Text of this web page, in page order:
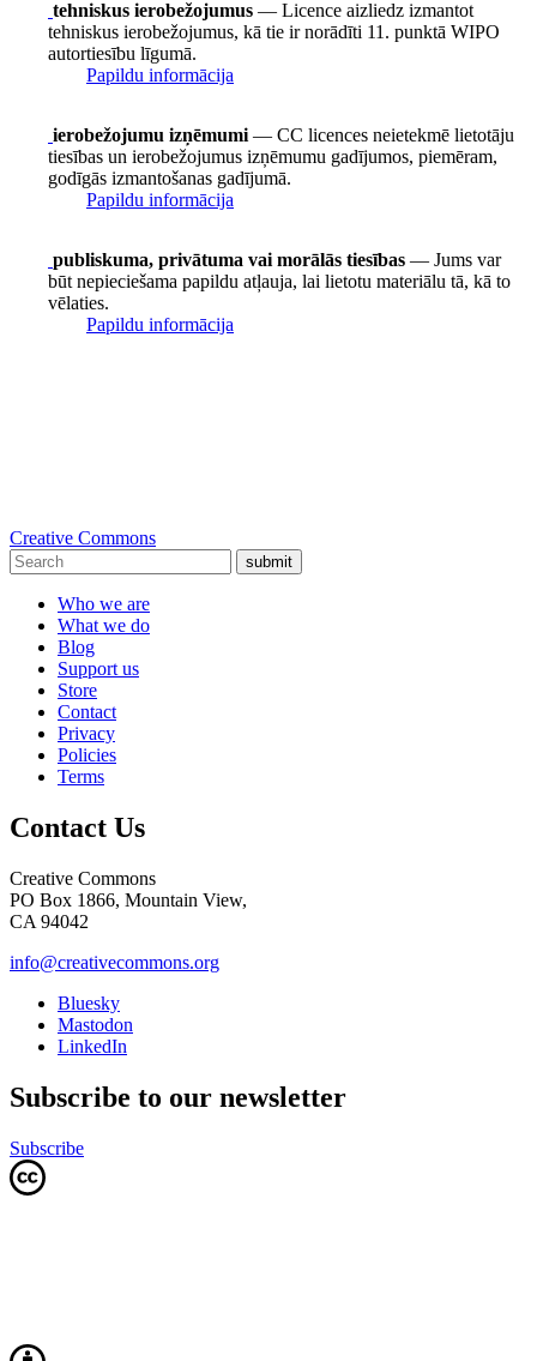
tehniskus ierobežojumus — Licence aizliedz izmantot
tehniskus ierobežojumus, kā tie ir norādīti 11. punktā WIPO
autortiesību līgumā.
Papildu informācija
ierobežojumu izņēmumi — CC licences neietekmē lietotāju
tiesības un ierobežojumus izņēmumu gadījumos, piemēram,
godīgās izmantošanas gadījumā.
Papildu informācija
publiskuma, privātuma vai morālās tiesības — Jums var
būt nepieciešama papildu atļauja, lai lietotu materiālu tā, kā to
vēlaties.
Papildu informācija
Creative Commons
submit
Who we are
What we do
Blog
Support us
Store
Contact
Privacy
Policies
Terms
Contact Us
Creative Commons
PO Box 1866, Mountain View,
CA 94042
info@creativecommons.org
Bluesky
Mastodon
LinkedIn
Subscribe to our newsletter
Subscribe